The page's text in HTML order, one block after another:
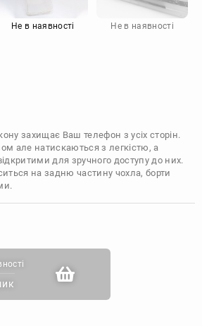
Не в наявності Не в наявності
захищає Ваш телефон з усіх сторін.
але натискаються з легкістю, а
для зручного доступу до них.
на задню частину чохла, борти